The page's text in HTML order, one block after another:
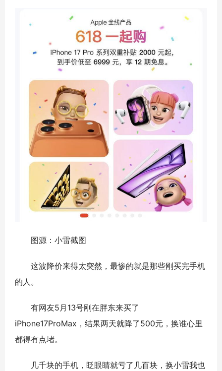
图源：小雷截图
这波降价来得太突然，最惨的就是那些刚买完手机
的人。
有网友5月13号刚在胖东来买了
iPhone17ProMax，结果两天就降了500元，换谁心里
都得有点堵。
几千块的手机，眨眼睛就亏了几百块，换小雷我也